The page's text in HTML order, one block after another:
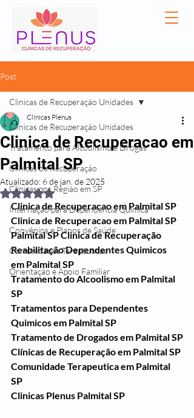
Post
Clinicas de Recuperação Unidades
Tratamento para Alcoolismo e Drogas
Clínicas de Recuperação
Clínicas por Região em SP
Internação para Dependência Química
Convênios e Planos de Saúde
Comunidades Terapêuticas
Orientação e Apoio Familiar
Clinicas de Recuperação Unidades
Clinica de Recuperacao em
Palmital SP
Clínicas Plenus
Atualizado: 6 de jan. de 2025
Avaliado com NaN de 5 estrelas.
Clinica de Recuperacao em Palmital SP
Clinica de Recuperacao em Palmital SP
Palmital SP Clinica de Recuperação
Reabilitação Dependentes Quimicos
em Palmital SP
Tratamento do Alcoolismo em Palmital
SP
Tratamentos para Dependentes
Quimicos em Palmital SP
Tratamento de Drogados em Palmital SP
Clínicas de Recuperação em Palmital SP
Comunidade Terapeutica em Palmital
SP
Clinicas Plenus Palmital SP